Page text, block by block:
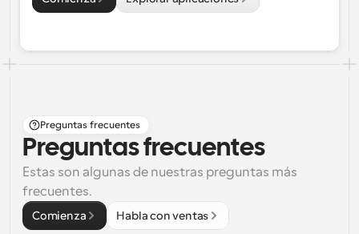
Preguntas frecuentes
Preguntas frecuentes
Estas son algunas de nuestras preguntas más
frecuentes.
Comienza Habla con ventas